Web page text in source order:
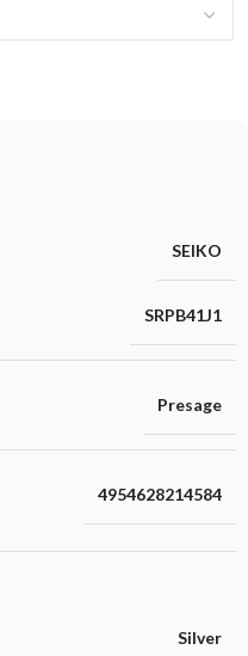
SEIKO
SRPB41J1
Presage
4954628214584
Silver